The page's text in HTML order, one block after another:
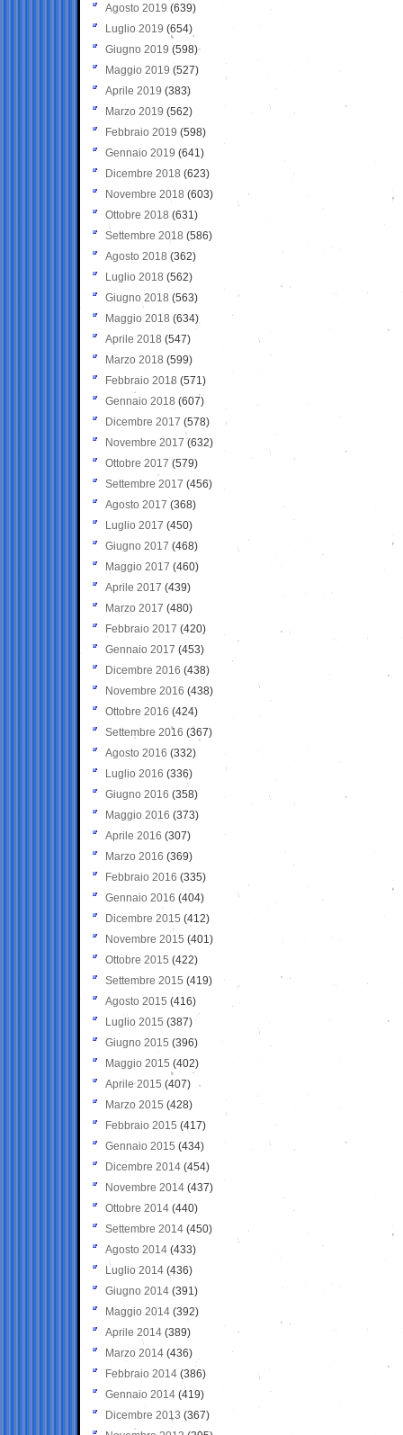
Agosto 2019 (639)
Luglio 2019 (654)
Giugno 2019 (598)
Maggio 2019 (527)
Aprile 2019 (383)
Marzo 2019 (562)
Febbraio 2019 (598)
Gennaio 2019 (641)
Dicembre 2018 (623)
Novembre 2018 (603)
Ottobre 2018 (631)
Settembre 2018 (586)
Agosto 2018 (362)
Luglio 2018 (562)
Giugno 2018 (563)
Maggio 2018 (634)
Aprile 2018 (547)
Marzo 2018 (599)
Febbraio 2018 (571)
Gennaio 2018 (607)
Dicembre 2017 (578)
Novembre 2017 (632)
Ottobre 2017 (579)
Settembre 2017 (456)
Agosto 2017 (368)
Luglio 2017 (450)
Giugno 2017 (468)
Maggio 2017 (460)
Aprile 2017 (439)
Marzo 2017 (480)
Febbraio 2017 (420)
Gennaio 2017 (453)
Dicembre 2016 (438)
Novembre 2016 (438)
Ottobre 2016 (424)
Settembre 2016 (367)
Agosto 2016 (332)
Luglio 2016 (336)
Giugno 2016 (358)
Maggio 2016 (373)
Aprile 2016 (307)
Marzo 2016 (369)
Febbraio 2016 (335)
Gennaio 2016 (404)
Dicembre 2015 (412)
Novembre 2015 (401)
Ottobre 2015 (422)
Settembre 2015 (419)
Agosto 2015 (416)
Luglio 2015 (387)
Giugno 2015 (396)
Maggio 2015 (402)
Aprile 2015 (407)
Marzo 2015 (428)
Febbraio 2015 (417)
Gennaio 2015 (434)
Dicembre 2014 (454)
Novembre 2014 (437)
Ottobre 2014 (440)
Settembre 2014 (450)
Agosto 2014 (433)
Luglio 2014 (436)
Giugno 2014 (391)
Maggio 2014 (392)
Aprile 2014 (389)
Marzo 2014 (436)
Febbraio 2014 (386)
Gennaio 2014 (419)
Dicembre 2013 (367)